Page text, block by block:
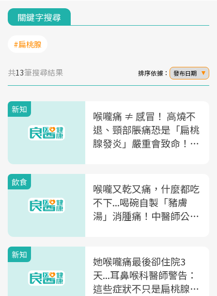
關鍵字搜尋
#扁桃腺
共13筆搜尋結果 排序依據： 發布日期
新知
喉嚨痛 ≠ 感冒！ 高燒不
退、頸部脹痛恐是「扁桃
腺發炎」嚴重會致命！8
飲食
喉嚨又乾又痛，什麼都吃
不下...喝碗自製「豬膚
湯」消腫痛！中醫師公開
新知
她喉嚨痛最後卻住院3
天...耳鼻喉科醫師警告：
這些症狀不只是扁桃腺發